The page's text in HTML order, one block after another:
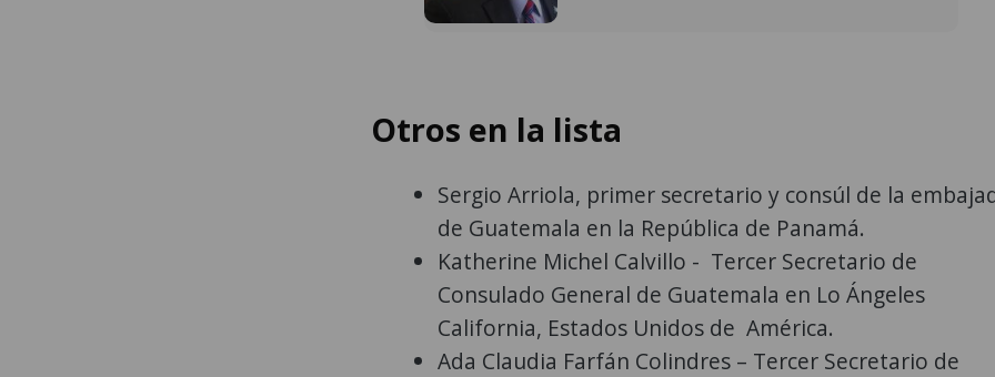
Otros en la lista
Sergio Arriola, primer secretario y consúl de la
de Guatemala en la República de Panamá.
Katherine Michel Calvillo - Tercer Secretario de
Consulado General de Guatemala en Lo Ángeles
California, Estados Unidos de América.
Ada Claudia Farfán Colindres – Tercer Secretario de